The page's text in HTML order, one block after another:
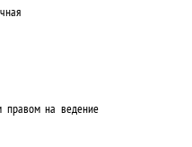
правом на ведение